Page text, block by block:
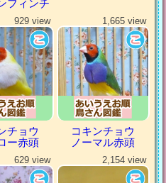
フィンチ
929 view
チョウ
ー赤頭
1,665 view
コキンチョウ
ノーマル赤頭
629 view 2,154 view